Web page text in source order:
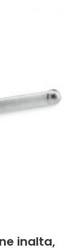
inalta,